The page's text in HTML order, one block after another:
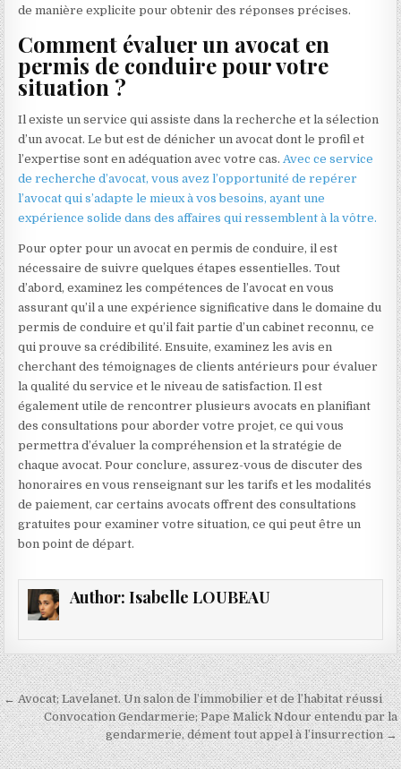
de manière explicite pour obtenir des réponses précises.
Comment évaluer un avocat en
permis de conduire pour votre
situation ?
Il existe un service qui assiste dans la recherche et la sélection
d’un avocat. Le but est de dénicher un avocat dont le profil et
l’expertise sont en adéquation avec votre cas.Avec ce service
de recherche d’avocat, vous avez l’opportunité de repérer
l’avocat qui s’adapte le mieux à vos besoins, ayant une
expérience solide dans des affaires qui ressemblent à la vôtre.
Pour opter pour un avocat en permis de conduire, il est
nécessaire de suivre quelques étapes essentielles. Tout
d’abord, examinez les compétences de l’avocat en vous
assurant qu’il a une expérience significative dans le domaine du
permis de conduire et qu’il fait partie d’un cabinet reconnu, ce
qui prouve sa crédibilité. Ensuite, examinez les avis en
cherchant des témoignages de clients antérieurs pour évaluer
la qualité du service et le niveau de satisfaction. Il est
également utile de rencontrer plusieurs avocats en planifiant
des consultations pour aborder votre projet, ce qui vous
permettra d’évaluer la compréhension et la stratégie de
chaque avocat. Pour conclure, assurez-vous de discuter des
honoraires en vous renseignant sur les tarifs et les modalités
de paiement, car certains avocats offrent des consultations
gratuites pour examiner votre situation, ce qui peut être un
bon point de départ.
Author: Isabelle LOUBEAU
Navigation
de
l’article
← Avocat; Lavelanet. Un salon de l’immobilier et de l’habitat réussi
Convocation Gendarmerie; Pape Malick Ndour entendu par la
gendarmerie, dément tout appel à l’insurrection →